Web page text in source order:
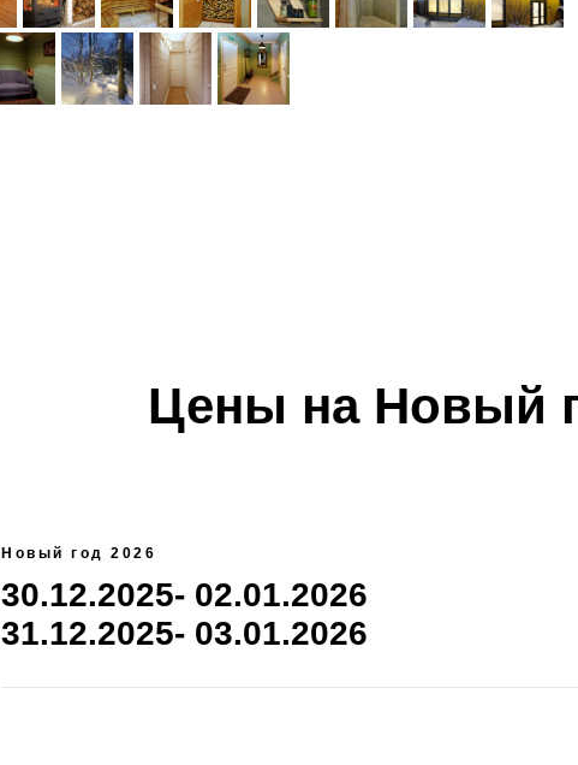
Цены на Новый
Новый год 2026
30.12.2025- 02.01.2026
31.12.2025- 03.01.2026